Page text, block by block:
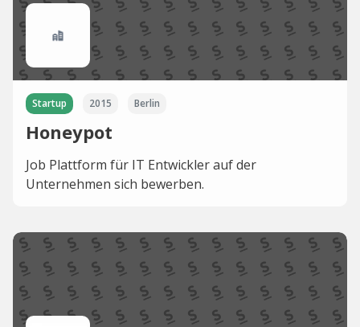
Startup 2015 Berlin
Honeypot
Job Plattform für IT Entwickler auf der
Unternehmen sich bewerben.